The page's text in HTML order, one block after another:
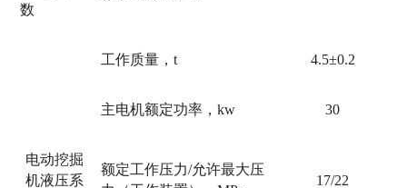
数
工作质量，t 4.5±0.2
主电机额定功率， kw 30
电动挖掘
机液压系
额定工作压力/允许最大压
17/22